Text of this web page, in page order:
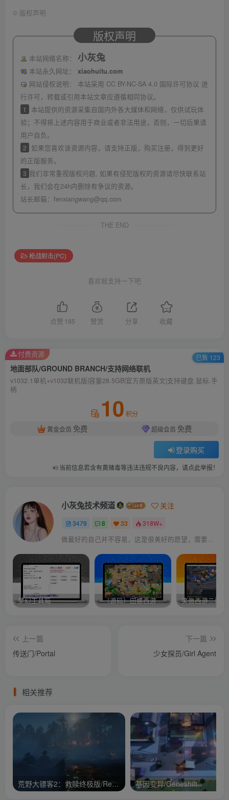
© 版权声明
版权声明
本站网络名称： 小灰兔
本站永久网址：
xiaohuitu.com
网站侵权说明：
本站采用 CC BY-NC-SA 4.0 国际许可协议 进
行许可，转载或引用本站文章应遵循相同协议。
1
本站提供的资源采集自国内外各大媒体和网络，仅供试玩体
验；不得将上述内容用于商业或者非法用途，否则，一切后果请
用户自负。
2
如果您喜欢该资源内容，请支持正版，购买注册，得到更好
的正版服务。
3 我们非常重视版权问题, 如果有侵犯版权的资源请尽快联系站
长，我们会在24h内删除有争议的资源。
站长邮箱： fenxiangwang@qq.com
THE END
枪战射击(PC)
喜欢就支持一下吧
点赞 185 赞赏 分享 收藏
地面部队/GROUND BRANCH/支持网络联机
v1032.1单机+v1032联机版|容量28.5GB|官方原版英文|支持键盘.鼠标.手
柄
10 积分
黄金会员 免费 超级会员 免费
登录购买
当前信息若含有黄赌毒等违法违规不良内容，请点此举报！
付费资源 已售 123
小灰兔技术频道 关注
3479 8 33 318W+
做最好的自己并不容易，这是很美好的愿望，需要耐心、坚持和毅力
梦幻工具箱————-免费 –（源码）田螺西游9.0 假人摆摊18门派飞升渡劫化圣助战最新BB谛听…. 笑傲西游二版-
上一篇
传送门/Portal
下一篇
少女探员/Girl Agent
相关推荐
荒野大镖客2：救赎终极版/Red Dead Redemption 2: Ult 基因变异/Geneshift